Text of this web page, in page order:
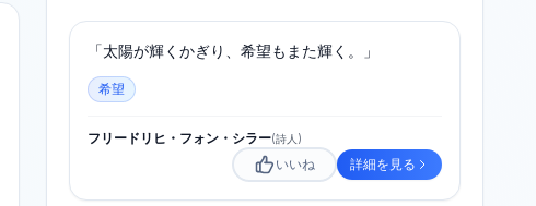
「太陽が輝くかぎり、希望もまた輝く。」
希望
フリードリヒ・フォン・シラー(詩人 )
いいね 詳細を見る